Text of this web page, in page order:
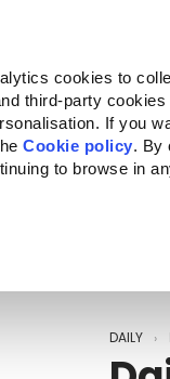
cookies to
third-party
If you
Cookie policy. By
to browse in
for Life Chi
DAILY